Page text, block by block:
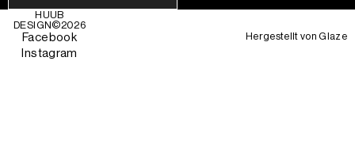
HUUB
DESIGN©2026
Facebook
Instagram
Hergestellt vonGlaze